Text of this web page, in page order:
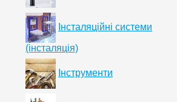
Інсталяційні системи
(інсталяція)
Інструменти